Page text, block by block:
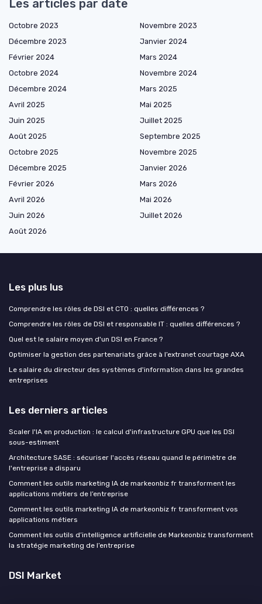
Les articles par date
Octobre 2023
Novembre 2023
Décembre 2023
Janvier 2024
Février 2024
Mars 2024
Octobre 2024
Novembre 2024
Décembre 2024
Mars 2025
Avril 2025
Mai 2025
Juin 2025
Juillet 2025
Août 2025
Septembre 2025
Octobre 2025
Novembre 2025
Décembre 2025
Janvier 2026
Février 2026
Mars 2026
Avril 2026
Mai 2026
Juin 2026
Juillet 2026
Août 2026
Les plus lus
Comprendre les rôles de DSI et CTO : quelles différences ?
Comprendre les rôles de DSI et responsable IT : quelles différences ?
Quel est le salaire moyen d'un DSI en France ?
Optimiser la gestion des partenariats grâce à l’extranet courtage AXA
Le salaire du directeur des systèmes d'information dans les grandes
entreprises
Les derniers articles
Scaler l'IA en production : le calcul d'infrastructure GPU que les DSI
sous-estiment
Architecture SASE : sécuriser l'accès réseau quand le périmètre de
l'entreprise a disparu
Comment les outils marketing IA de markeonbiz fr transforment les
applications métiers de l’entreprise
Comment les outils marketing IA de markeonbiz fr transforment vos
applications métiers
Comment les outils d’intelligence artificielle de Markeonbiz transforment
la stratégie marketing de l’entreprise
DSI Market